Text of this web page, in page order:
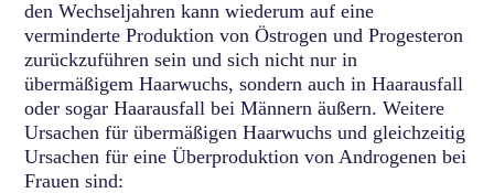
den Wechseljahren kann wiederum auf eine
verminderte Produktion von Östrogen und Progesteron
zurückzuführen sein und sich nicht nur in
übermäßigem Haarwuchs, sondern auch in Haarausfall
oder sogar Haarausfall bei Männern äußern. Weitere
Ursachen für übermäßigen Haarwuchs und gleichzeitig
Ursachen für eine Überproduktion von Androgenen bei
Frauen sind: